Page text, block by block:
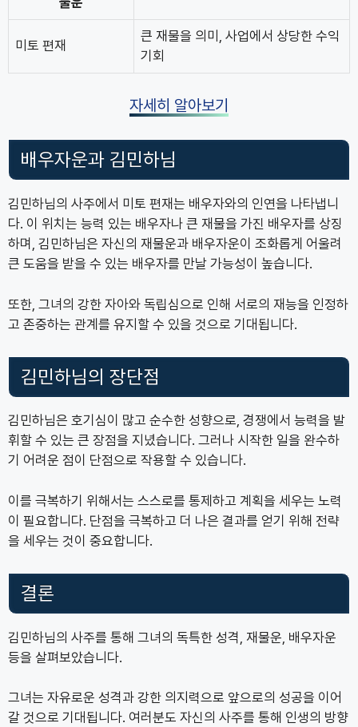
미토 편재
큰 재물을 의미, 사업에서 상당한 수익
기회
자세히 알아보기
배우자운과 김민하님
김민하님의 사주에서 미토 편재는 배우자와의 인연을 나타냅니
다. 이 위치는 능력 있는 배우자나 큰 재물을 가진 배우자를 상징
하며, 김민하님은 자신의 재물운과 배우자운이 조화롭게 어울려
큰 도움을 받을 수 있는 배우자를 만날 가능성이 높습니다.
또한, 그녀의 강한 자아와 독립심으로 인해 서로의 재능을 인정하
고 존중하는 관계를 유지할 수 있을 것으로 기대됩니다.
김민하님의 장단점
김민하님은 호기심이 많고 순수한 성향으로, 경쟁에서 능력을 발
휘할 수 있는 큰 장점을 지녔습니다. 그러나 시작한 일을 완수하
기 어려운 점이 단점으로 작용할 수 있습니다.
이를 극복하기 위해서는 스스로를 통제하고 계획을 세우는 노력
이 필요합니다. 단점을 극복하고 더 나은 결과를 얻기 위해 전략
을 세우는 것이 중요합니다.
결론
김민하님의 사주를 통해 그녀의 독특한 성격, 재물운, 배우자운
등을 살펴보았습니다.
그녀는 자유로운 성격과 강한 의지력으로 앞으로의 성공을 이어
갈 것으로 기대됩니다. 여러분도 자신의 사주를 통해 인생의 방향